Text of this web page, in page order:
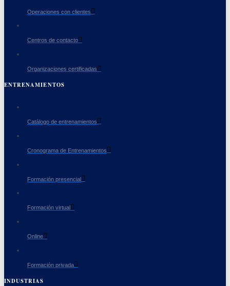
Operaciones con clientes
Centros de contacto
Organizaciones certificadas
ENTRENAMIENTOS
Catálogo de entrenamientos
Cronograma de Entrenamientos
Formación presencial
Formación virtual
Online
Formación privada
INDUSTRIAS